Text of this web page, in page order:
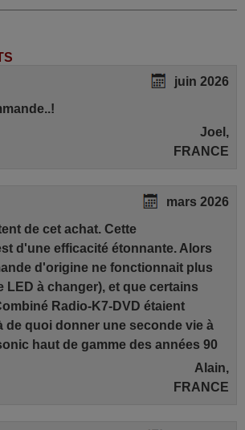
juin 2026
Joel,
FRANCE
mars 2026
de cet achat. Cette
d'une efficacité étonnante. Alors
d'origine ne fonctionnait plus
LED à changer), et que certains
Radio-K7-DVD étaient
de quoi donner une seconde vie à
haut de gamme des années 90
Alain,
FRANCE